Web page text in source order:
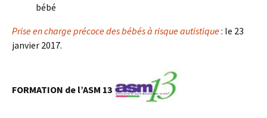
bébé
Prise en charge précoce des bébés à risque autistique: le 23
janvier 2017.
FORMATION de l’ASM 13